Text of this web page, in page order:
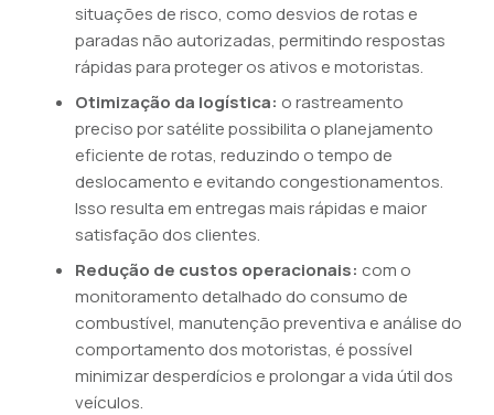
situações de risco, como desvios de rotas e
paradas não autorizadas, permitindo respostas
rápidas para proteger os ativos e motoristas.
Otimização da logística: o rastreamento
preciso por satélite possibilita o planejamento
eficiente de rotas, reduzindo o tempo de
deslocamento e evitando congestionamentos.
Isso resulta em entregas mais rápidas e maior
satisfação dos clientes.
Redução de custos operacionais: com o
monitoramento detalhado do consumo de
combustível, manutenção preventiva e análise do
comportamento dos motoristas, é possível
minimizar desperdícios e prolongar a vida útil dos
veículos.